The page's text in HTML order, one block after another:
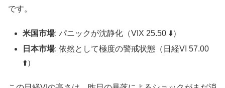
です。
米国市場: パニックが沈静化（VIX 25.50 ⬇️）
日本市場: 依然として極度の警戒状態（日経VI 57.00
⬆️）